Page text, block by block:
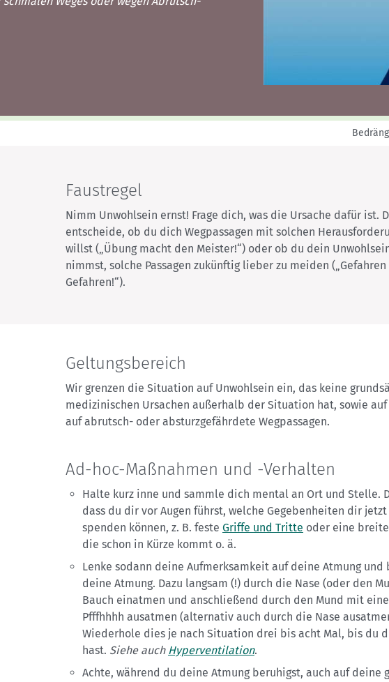
Faustregel
Nimm Unwohlsein ernst! Frage dich, was die Ursache dafür ist.
entscheide, ob du dich Wegpassagen mit solchen
willst („Übung macht den Meister!“) oder ob du dein
nimmst, solche Passagen zukünftig lieber zu meiden („Gefahren
Gefahren!“).
Geltungsbereich
Wir grenzen die Situation auf Unwohlsein ein, das keine
medizinischen Ursachen außerhalb der Situation hat, sowie auf
auf abrutsch- oder absturzgefährdete Wegpassagen.
Ad-hoc-Maßnahmen und -Verhalten
Halte kurz inne und sammle dich mental an Ort und Stelle.
dass du dir vor Augen führst, welche Gegebenheiten dir
spenden können, z. B. feste Griffe und Tritte oder eine
die schon in Kürze kommt o. ä.
Lenke sodann deine Aufmerksamkeit auf deine Atmung und
deine Atmung. Dazu langsam (!) durch die Nase (oder den
Bauch einatmen und anschließend durch den Mund mit
Pfffhhhh ausatmen (alternativ auch durch die Nase
Wiederhole dies je nach Situation drei bis acht Mal, bis du
hast. Siehe auch Hyperventilation.
Achte, während du deine Atmung beruhigst, auch auf deine